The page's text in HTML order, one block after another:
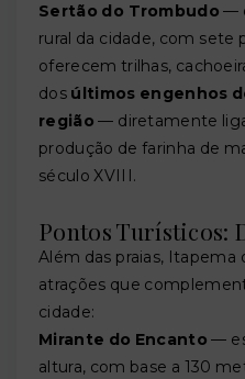
Sertão do Trombudo —
rural da cidade, com sete
oferecem trilhas,
dos últimos engenhos
região — diretamente
produção de farinha de
século XVIII.
Pontos Turísticos:
Além das praias, Itapema
atrações que
cidade:
Mirante do Encanto —
altura, com base a 130